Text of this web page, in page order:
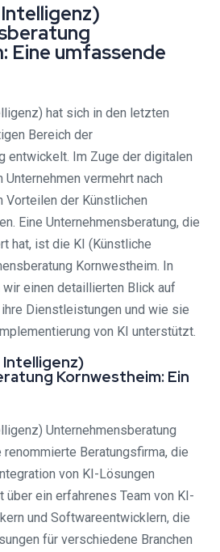
Eine umfassende
hat sich in den letzten
Bereich der
entwickelt. Im Zuge der digitalen
vermehrt nach
Vorteilen der Künstlichen
Eine Unternehmensberatung, die
hat, ist die KI (Künstliche
Kornwestheim. In
einen detaillierten Blick auf
Dienstleistungen und wie sie
von KI unterstützt.
Intelligenz)
Kornwestheim: Ein
Unternehmensberatung
Beratungsfirma, die
von KI-Lösungen
ein erfahrenes Team von KI-
und Softwareentwicklern, die
für verschiedene Branchen